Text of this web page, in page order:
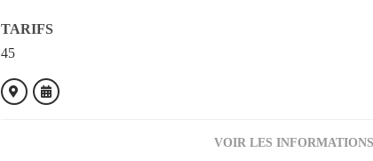
TARIFS
45
VOIR LES